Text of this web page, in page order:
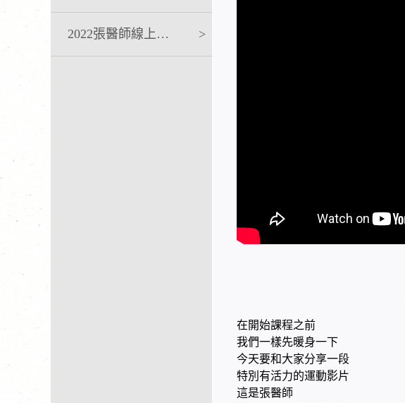
2022張醫師線上課程 >
在開始課程之前
我們一樣先暖身一下
今天要和大家分享一段
特別有活力的運動影片
這是張醫師